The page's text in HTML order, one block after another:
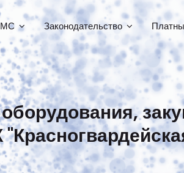
Законодательство